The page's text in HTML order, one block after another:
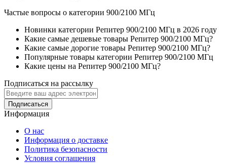
Частые вопросы о категории 900/2100 МГц
Новинки категории Репитер 900/2100 МГц в 2026 году
Какие самые дешевые товары Репитер 900/2100 МГц?
Какие самые дорогие товары Репитер 900/2100 МГц?
Популярные товары категории Репитер 900/2100 МГц
Какие цены на Репитер 900/2100 МГц?
Подписаться на рассылку
Подписаться
Информация
О нас
Информация о доставке
Политика безопасности
Условия соглашения